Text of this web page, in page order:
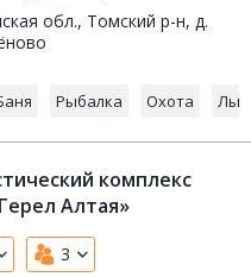
обл., Томский р-н, д.
Рыбалка Охота
комплекс
Алтая»
3